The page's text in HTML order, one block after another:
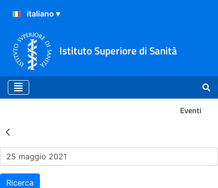
Istituto Superiore di Sanità
Eventi
Risultati della Ricerca -
Ricerca